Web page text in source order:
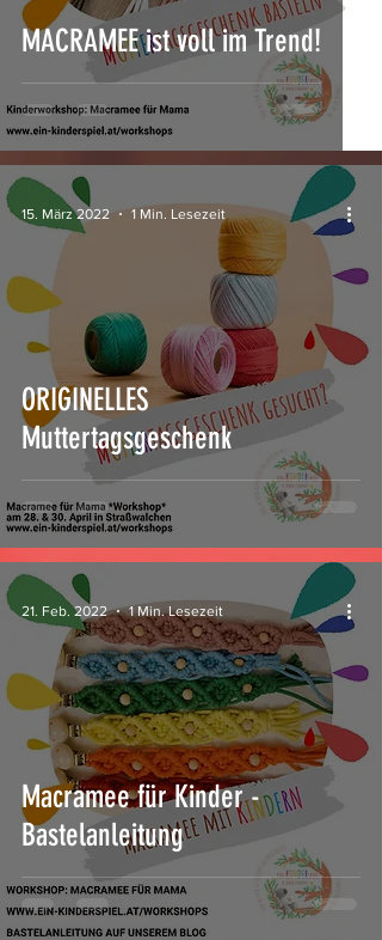
MACRAMEE ist voll im Trend!
ORIGINELLES
Muttertagsgeschenk
15. März 2022 1 Min. Lesezeit
Macramee für Kinder -
Bastelanleitung
21. Feb. 2022 1 Min. Lesezeit